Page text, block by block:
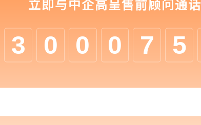
立即与中企高呈售前顾问通话
3 0 0 0 7 5